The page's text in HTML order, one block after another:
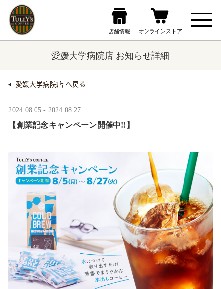
愛媛大学病院店 お知らせ詳細
愛媛大学病院店 へ戻る
2024.08.05 - 2024.08.27
【創業記念キャンペーン開催中‼】